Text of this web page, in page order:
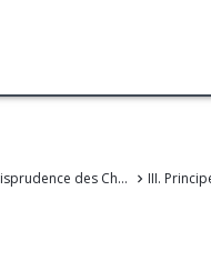
La Jurisprudence des Chambres de recours de l'Office européen des brevets